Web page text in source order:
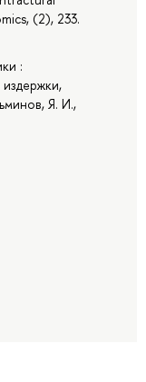
(2), 233.
:
Я. И.,